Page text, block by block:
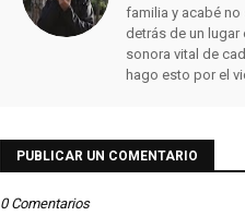
familia y acabé no
detrás de un
sonora vital de
hago esto por el
PUBLICAR UN COMENTARIO
0 Comentarios